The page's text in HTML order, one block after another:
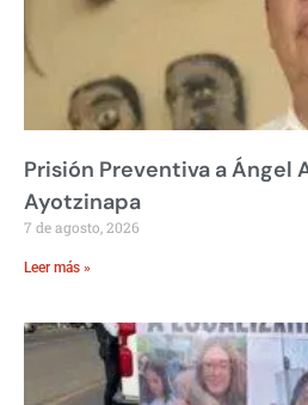
Prisión Preventiva a Ángel
Ayotzinapa
7 de agosto, 2026
Leer más »